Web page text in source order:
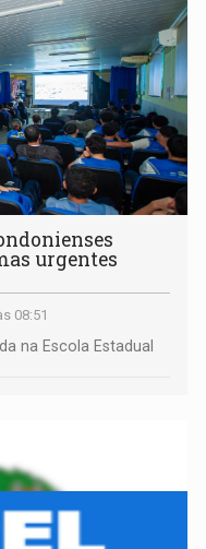
urgentes
08:51
na Escola Estadual